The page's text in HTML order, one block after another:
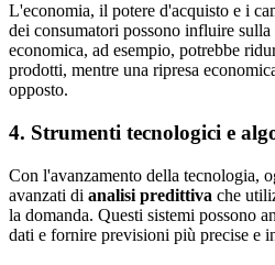
L'economia, il potere d'acquisto e i
dei consumatori possono influire
economica, ad esempio, potrebbe
prodotti, mentre una ripresa
opposto.
4. Strumenti tecnologici e
Con l'avanzamento della tecnologia,
avanzati di analisi predittiva che
la domanda. Questi sistemi possono
dati e fornire previsioni più precise e